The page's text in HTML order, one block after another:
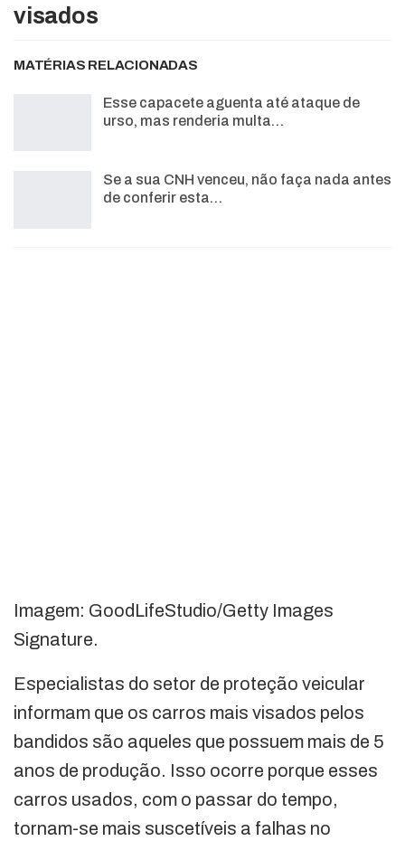
visados
MATÉRIAS RELACIONADAS
Esse capacete aguenta até ataque de
urso, mas renderia multa…
Se a sua CNH venceu, não faça nada antes
de conferir esta…
Imagem: GoodLifeStudio/Getty Images
Signature.
Especialistas do setor de proteção veicular
informam que os carros mais visados pelos
bandidos são aqueles que possuem mais de 5
anos de produção. Isso ocorre porque esses
carros usados, com o passar do tempo,
tornam-se mais suscetíveis a falhas no